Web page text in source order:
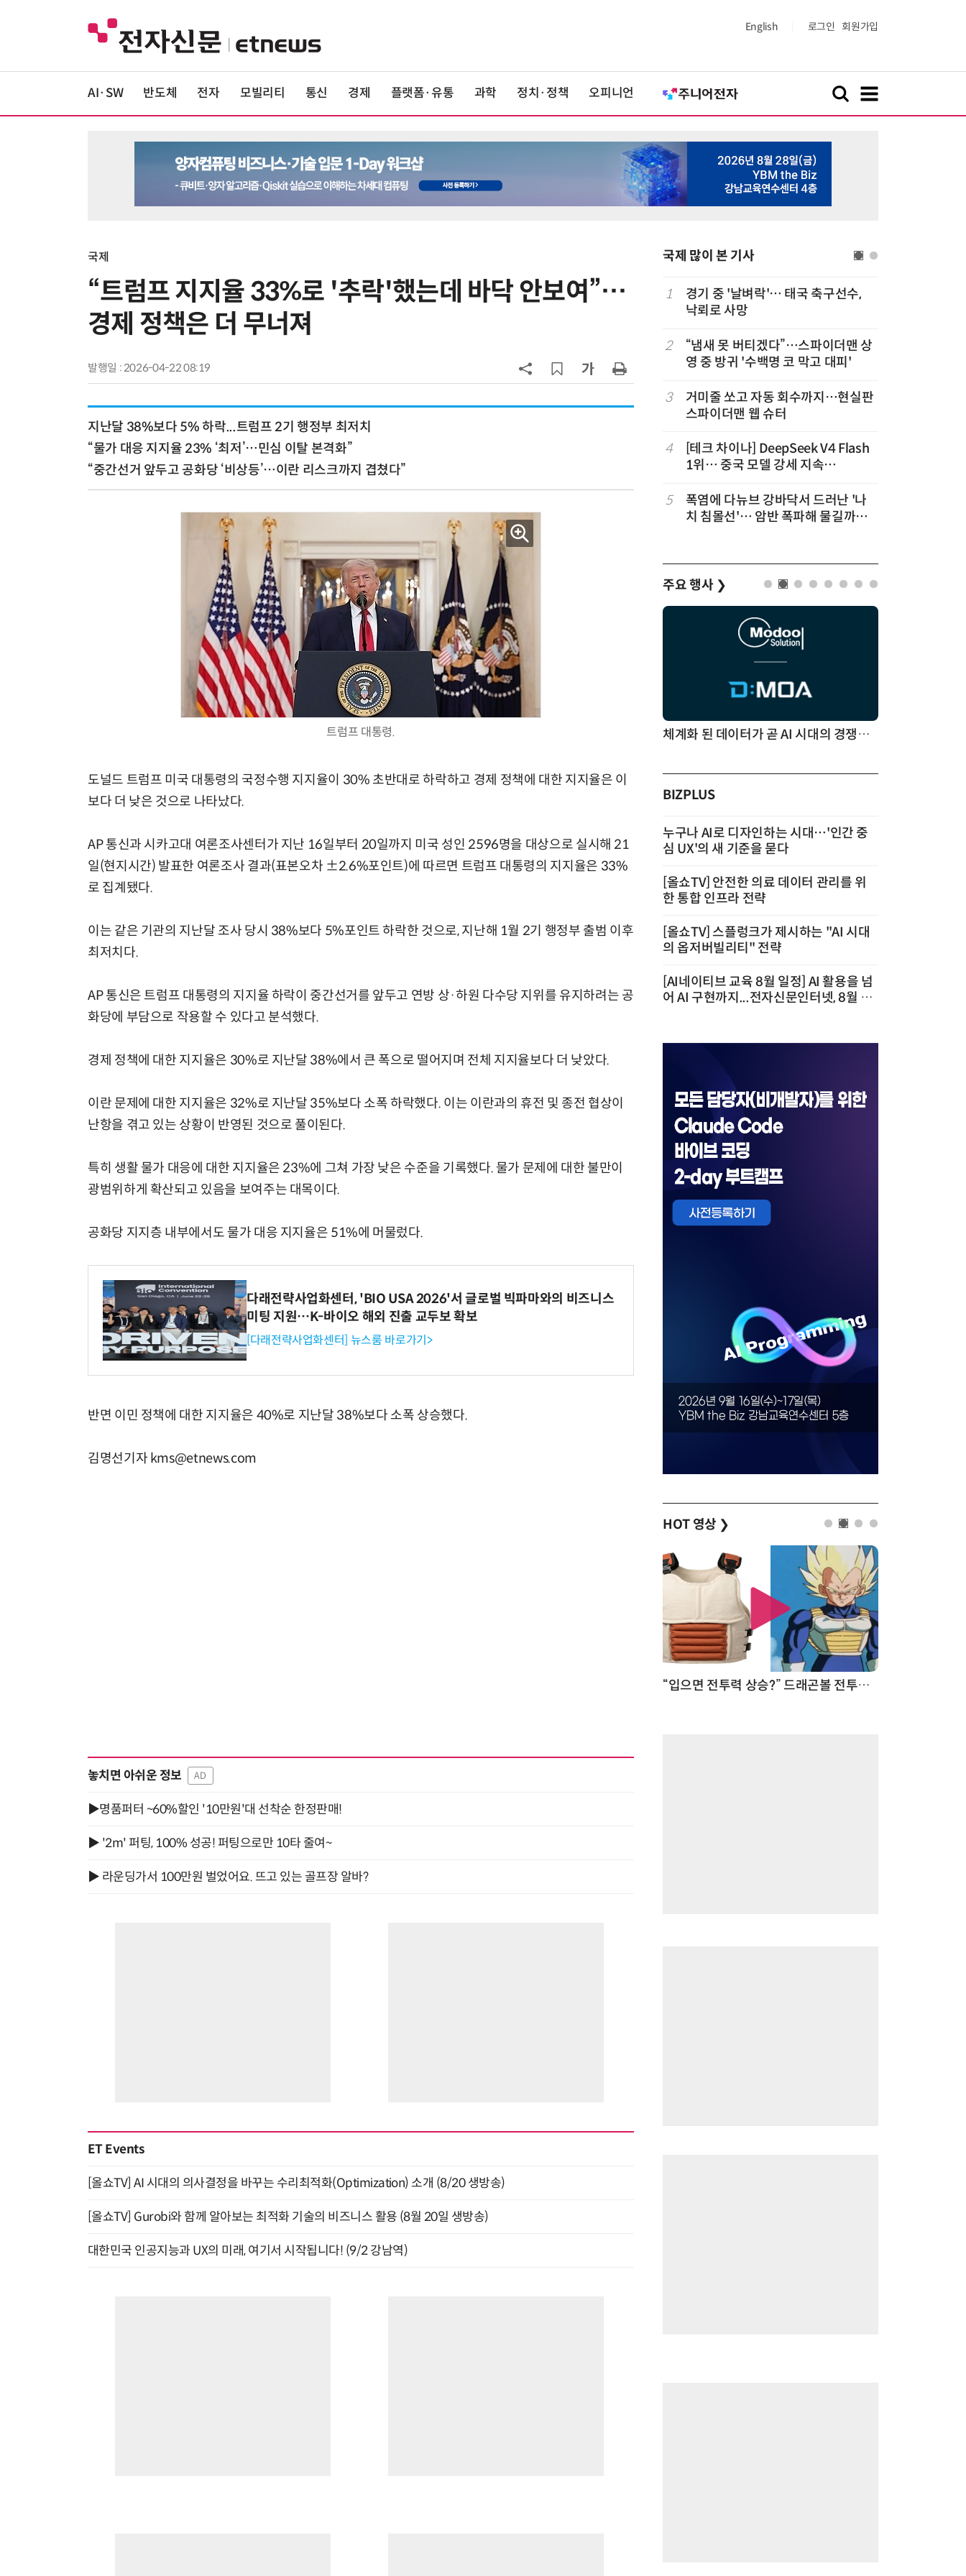
English 로그인 회원가입
AI·SW 반도체 전자 모빌리티 통신 경제 플랫폼·유통 과학 정치·정책 오피니언
국제
“트럼프 지지율 33%로 '추락'했는데 바닥 안보여”…
경제 정책은 더 무너져
발행일 : 2026-04-22 08:19
지난달 38%보다 5% 하락...트럼프 2기 행정부 최저치
“물가 대응 지지율 23% ‘최저’…민심 이탈 본격화”
“중간선거 앞두고 공화당 ‘비상등’…이란 리스크까지 겹쳤다”
트럼프 대통령.
도널드 트럼프 미국 대통령의 국정수행 지지율이 30% 초반대로 하락하고 경제 정책에 대한 지지율은 이
보다 더 낮은 것으로 나타났다.
AP 통신과 시카고대 여론조사센터가 지난 16일부터 20일까지 미국 성인 2596명을 대상으로 실시해 21
일(현지시간) 발표한 여론조사 결과(표본오차 ±2.6%포인트)에 따르면 트럼프 대통령의 지지율은 33%
로 집계됐다.
이는 같은 기관의 지난달 조사 당시 38%보다 5%포인트 하락한 것으로, 지난해 1월 2기 행정부 출범 이후
최저치다.
AP 통신은 트럼프 대통령의 지지율 하락이 중간선거를 앞두고 연방 상·하원 다수당 지위를 유지하려는 공
화당에 부담으로 작용할 수 있다고 분석했다.
경제 정책에 대한 지지율은 30%로 지난달 38%에서 큰 폭으로 떨어지며 전체 지지율보다 더 낮았다.
이란 문제에 대한 지지율은 32%로 지난달 35%보다 소폭 하락했다. 이는 이란과의 휴전 및 종전 협상이
난항을 겪고 있는 상황이 반영된 것으로 풀이된다.
특히 생활 물가 대응에 대한 지지율은 23%에 그쳐 가장 낮은 수준을 기록했다. 물가 문제에 대한 불만이
광범위하게 확산되고 있음을 보여주는 대목이다.
공화당 지지층 내부에서도 물가 대응 지지율은 51%에 머물렀다.
다래전략사업화센터, 'BIO USA 2026'서 글로벌 빅파마와의 비즈니스
미팅 지원…K-바이오 해외 진출 교두보 확보
[다래전략사업화센터] 뉴스룸 바로가기>
반면 이민 정책에 대한 지지율은 40%로 지난달 38%보다 소폭 상승했다.
김명선기자 kms@etnews.com
놓치면 아쉬운 정보 AD
▶명품퍼터 ~60%할인 '10만원'대 선착순 한정판매!
▶ '2m' 퍼팅, 100% 성공! 퍼팅으로만 10타 줄여~
▶ 라운딩가서 100만원 벌었어요. 뜨고 있는 골프장 알바?
ET Events
[올쇼TV] AI 시대의 의사결정을 바꾸는 수리최적화(Optimization) 소개 (8/20 생방송)
[올쇼TV] Gurobi와 함께 알아보는 최적화 기술의 비즈니스 활용 (8월 20일 생방송)
대한민국 인공지능과 UX의 미래, 여기서 시작됩니다! (9/2 강남역)
국제 많이 본 기사
6
19세 공주도 입대…덴마크, 국방력
엔비디아, HBM 독주 흔들”
다”… 트럼프, 원정출산 정조준
1
경기 중 '날벼락'… 태국 축구선수,
낙뢰로 사망
2
“냄새 못 버티겠다”…스파이더맨 상
영 중 방귀 '수백명 코 막고 대피'
3
거미줄 쏘고 자동 회수까지…현실판
스파이더맨 웹 슈터
4
[테크 차이나] DeepSeek V4 Flash
1위… 중국 모델 강세 지속
순위)
5
폭염에 다뉴브 강바닥서 드러난 '나
치 침몰선'… 암반 폭파해 물길까지
주요 행사 ❯
체계화 된 데이터가 곧 AI 시대의 경쟁력이다
BIZPLUS
누구나 AI로 디자인하는 시대…'인간 중
심 UX'의 새 기준을 묻다
[올쇼TV] 안전한 의료 데이터 관리를 위
한 통합 인프라 전략
[올쇼TV] 스플렁크가 제시하는 "AI 시대
의 옵저버빌리티" 전략
[AI네이티브 교육 8월 일정] AI 활용을 넘
어 AI 구현까지...전자신문인터넷, 8월 실
HOT 영상 ❯
“입으면 전투력 상승?” 드래곤볼 전투복 닮은 중량조끼